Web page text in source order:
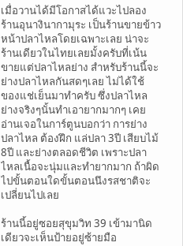
เมื่อวานได้มีโอกาสได้แวะไปลอง
ร้านอุนางินากามุระ เป็นร้านขายข้าว
หน้าปลาไหลโดยเฉพาะเลย น่าจะ
ร้านเดียวในไทยเลยมั้งครับที่เน้น
ขายแต่ปลาไหลย่าง สำหรับร้านนี้จะ
ย่างปลาไหลกันสดๆเลย ไม่ได้ใช้
ของแช่เย็นมาทำครับ ซึ่งปลาไหล
ย่างจริงๆนั้นทำเอายากมากๆ เคย
อ่านเจอในการ์ตูนบอกว่า การย่าง
ปลาไหล ต้องฝึก แล่ปลา 3ปี เสียบไม้
8ปี และย่างตลอดชีวิต เพราะปลา
ไหลเนื้อจะนุ่มและทำยากมาก ถ้าผิด
ไปขั้นตอนใดขั้นตอนนึงรสชาติจะ
เปลี่ยนไปเลย
ร้านนี้อยู่ซอยสุขุมวิท 39 เข้ามานิด
เดียวจะเห็นป้ายอยู่ซ้ายมือ